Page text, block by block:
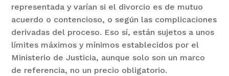
representada y varían si el divorcio es de mutuo
acuerdo o contencioso, o según las complicaciones
derivadas del proceso. Eso sí, están sujetos a unos
límites máximos y mínimos establecidos por el
Ministerio de Justicia, aunque solo son un marco
de referencia, no un precio obligatorio.